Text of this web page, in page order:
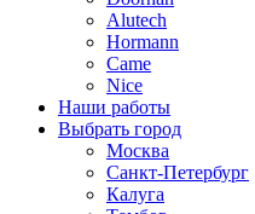
Alutech
Hormann
Came
Nice
Наши работы
Выбрать город
Москва
Санкт-Петербург
Калуга